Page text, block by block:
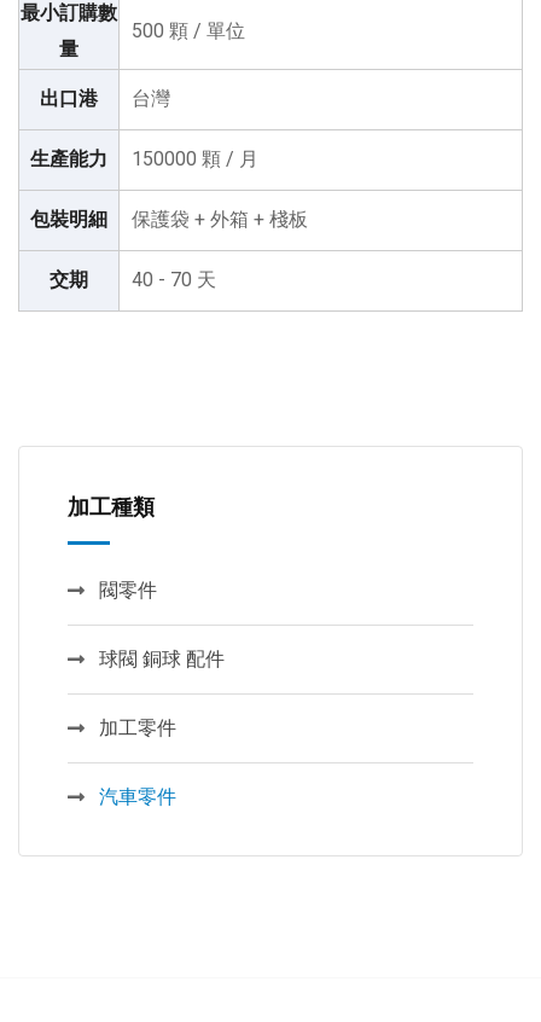
最小訂購數
量
500 顆 / 單位
出口港 台灣
生產能力 150000 顆 / 月
包裝明細 保護袋 + 外箱 + 棧板
交期 40 - 70 天
加工種類
閥零件
球閥 銅球 配件
加工零件
汽車零件